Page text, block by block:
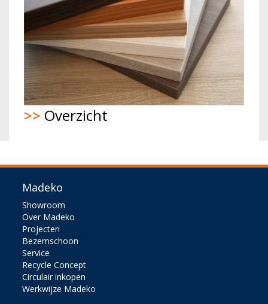
>> Overzicht
Madeko
Showroom
Over Madeko
Projecten
Bezemschoon
Service
Recycle Concept
Circulair inkopen
Werkwijze Madeko